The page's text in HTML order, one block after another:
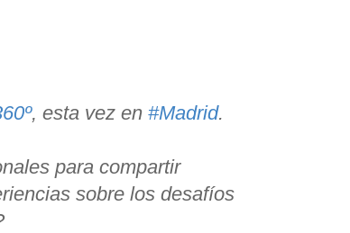
, esta vez en #Madrid.
para compartir
sobre los desafíos